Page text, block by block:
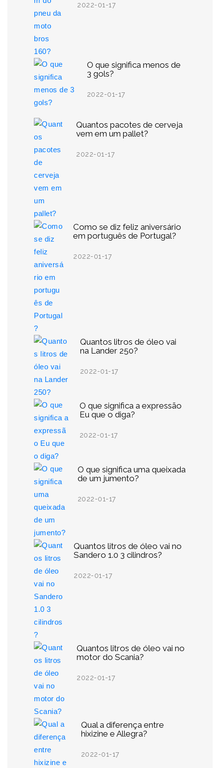
2022-01-17
O que significa menos de
3 gols?
2022-01-17
Quantos pacotes de cerveja
vem em um pallet?
2022-01-17
Como se diz feliz aniversário
em português de Portugal?
2022-01-17
Quantos litros de óleo vai
na Lander 250?
2022-01-17
O que significa a expressão
Eu que o diga?
2022-01-17
O que significa uma queixada
de um jumento?
2022-01-17
Quantos litros de óleo vai no
Sandero 1.0 3 cilindros?
2022-01-17
Quantos litros de óleo vai no
motor do Scania?
2022-01-17
Qual a diferença entre
hixizine e Allegra?
2022-01-17